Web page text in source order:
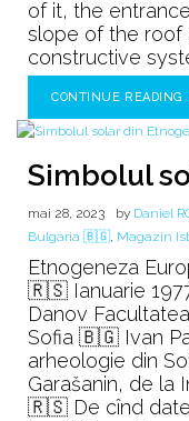
of it, the
slope of the roof
constructive
CONTINUE READING
Simbolul
mai 28, 2023 by Daniel
Bulgaria 🇧🇬 Magazin
Etnogeneza
🇷🇸 Ianuarie
Danov
Sofia 🇧🇬 Ivan
arheologie din
Garašanin, de la
🇷🇸 De cînd